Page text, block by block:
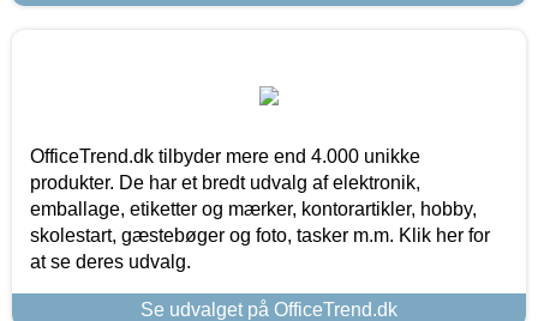
OfficeTrend.dk tilbyder mere end 4.000 unikke
produkter. De har et bredt udvalg af elektronik,
emballage, etiketter og mærker, kontorartikler, hobby,
skolestart, gæstebøger og foto, tasker m.m. Klik her for
at se deres udvalg.
Se udvalget på OfficeTrend.dk